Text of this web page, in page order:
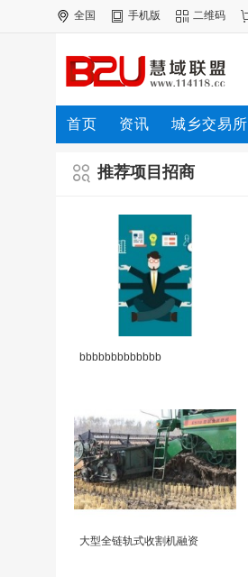
全国 手机版 二维码
首页 资讯 城乡交易所
资源联盟
推荐项目招商
bbbbbbbbbbbbb
大型全链轨式收割机融资